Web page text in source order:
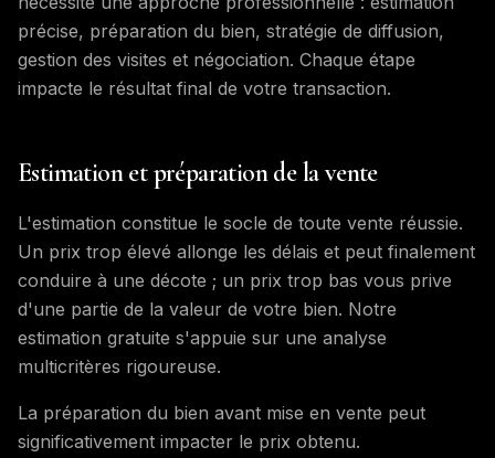
précise, préparation du bien, stratégie de diffusion,
gestion des visites et négociation. Chaque étape
impacte le résultat final de votre transaction.
Estimation et préparation de la vente
L'estimation constitue le socle de toute vente réussie.
Un prix trop élevé allonge les délais et peut finalement
conduire à une décote ; un prix trop bas vous prive
d'une partie de la valeur de votre bien. Notre
estimation gratuite s'appuie sur une analyse
multicritères rigoureuse.
La préparation du bien avant mise en vente peut
significativement impacter le prix obtenu.